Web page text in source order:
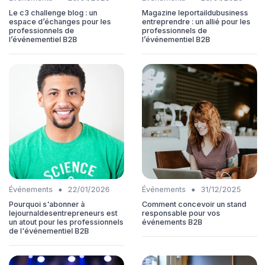
Le c3 challenge blog : un
espace d’échanges pour les
professionnels de
l’événementiel B2B
Magazine leportaildubusiness
entreprendre : un allié pour les
professionnels de
l’événementiel B2B
Événements •
22/01/2026
Pourquoi s'abonner à
lejournaldesentrepreneurs est
un atout pour les professionnels
de l'événementiel B2B
Événements •
31/12/2025
Comment concevoir un stand
responsable pour vos
événements B2B